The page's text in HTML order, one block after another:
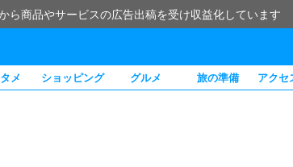
ら商品やサービスの広告出稿を受け収益化しています
メ ショッピング グルメ 旅の準備 アクセ